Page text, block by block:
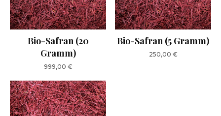
Bio-Safran (20
Gramm)
999,00 €
Bio-Safran (5 Gramm)
250,00 €